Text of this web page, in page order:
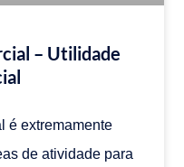
– Utilidade
é extremamente
de atividade para